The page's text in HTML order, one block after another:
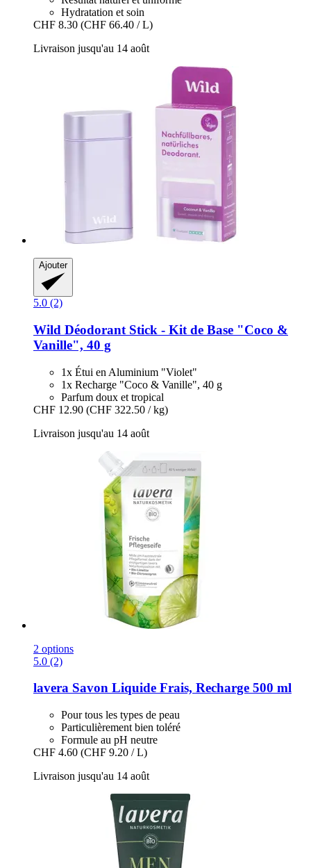
Hydratation et soin
CHF 8.30 (CHF 66.40 / L)
Livraison jusqu'au 14 août
Ajouter
5.0 (2)
Wild Déodorant Stick -​ Kit de Base "Coco &
Vanille", 40 g
1x Étui en Aluminium "Violet"
1x Recharge "Coco & Vanille", 40 g
Parfum doux et tropical
CHF 12.90 (CHF 322.50 / kg)
Livraison jusqu'au 14 août
2 options
5.0 (2)
lavera Savon Liquide Frais, Recharge 500 ml
Pour tous les types de peau
Particulièrement bien toléré
Formule au pH neutre
CHF 4.60 (CHF 9.20 / L)
Livraison jusqu'au 14 août